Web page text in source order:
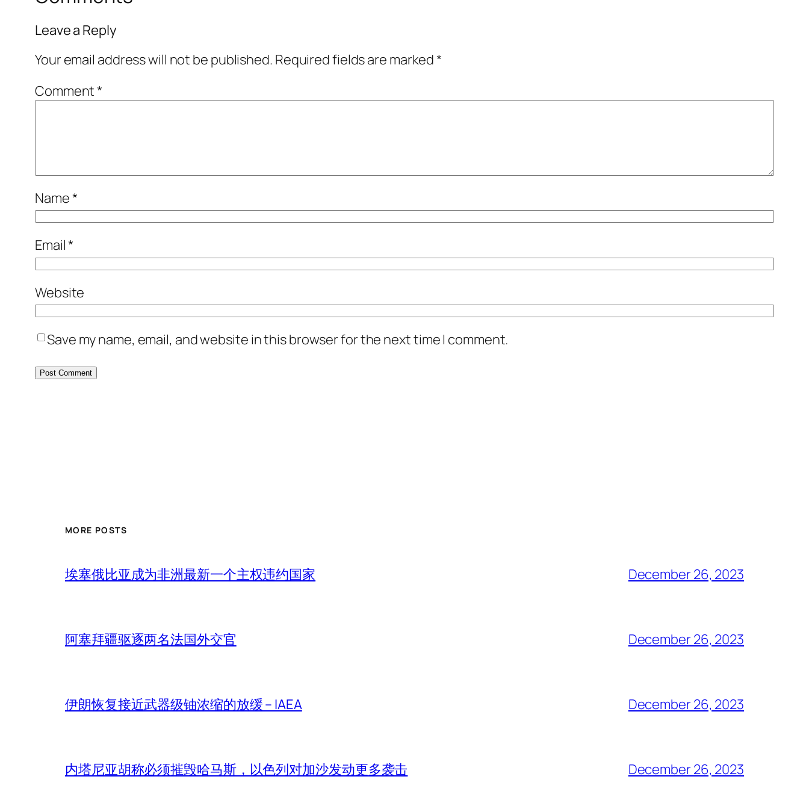
Leave a Reply
Your email address will not be published. Required fields are marked*
Comment*
Name*
Email*
Website
Save my name, email, and website in this browser for the next time I comment.
MORE POSTS
埃塞俄比亚成为非洲最新一个主权违约国家 December 26, 2023
阿塞拜疆驱逐两名法国外交官 December 26, 2023
伊朗恢复接近武器级铀浓缩的放缓 – IAEA December 26, 2023
内塔尼亚胡称必须摧毁哈马斯，以色列对加沙发动更多袭击 December 26, 2023